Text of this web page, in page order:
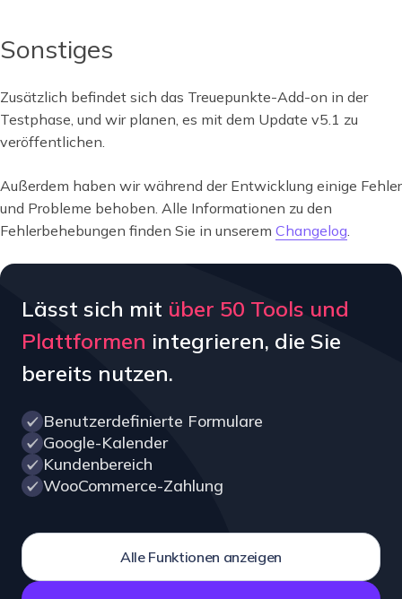
Sonstiges
Zusätzlich befindet sich das Treuepunkte-Add-on in der
Testphase, und wir planen, es mit dem Update v5.1 zu
veröffentlichen.
Außerdem haben wir während der Entwicklung einige Fehler
und Probleme behoben. Alle Informationen zu den
Fehlerbehebungen finden Sie in unserem Changelog
Lässt sich mit über 50 Tools und
Plattformen integrieren, die Sie
bereits nutzen.
Benutzerdefinierte Formulare
Google-Kalender
Kundenbereich
WooCommerce-Zahlung
Alle Funktionen anzeigen